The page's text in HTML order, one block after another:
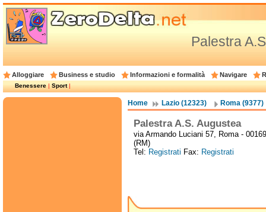
Palestra
Alloggiare Business e studio Informazioni e formalità Navigare
Benessere|Sport|
Home Lazio (12323) Roma (9377)
Palestra A.S. Augustea
via Armando Luciani 57, Roma - 00169
(RM)
Tel: Registrati Fax: Registrati